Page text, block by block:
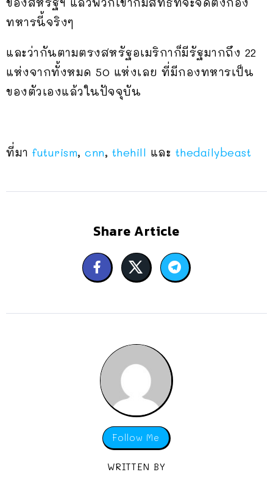
ทหารนี้จริงๆ
และว่ากันตามตรงสหรัฐอเมริกาก็มีรัฐมากถึง 22
แห่งจากทั้งหมด 50 แห่งเลย ที่มีกองทหารเป็น
ของตัวเองแล้วในปัจจุบัน
ที่มา futurism, cnn, thehill และ thedailybeast
Share Article
Follow Me
WRITTEN BY